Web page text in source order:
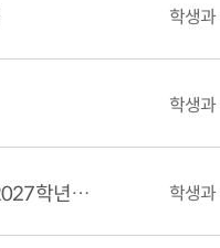
학생과
학생과
국가장학금 등 학자금 지원을 위한 지원 구간 체계 개편 안내(2027학년도부터 적용) 학생과